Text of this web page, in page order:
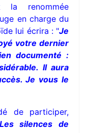
la renommée
en charge du
lui écrira : "Je
votre dernier
documenté :
Il aura
Je vous le
de participer,
silences de